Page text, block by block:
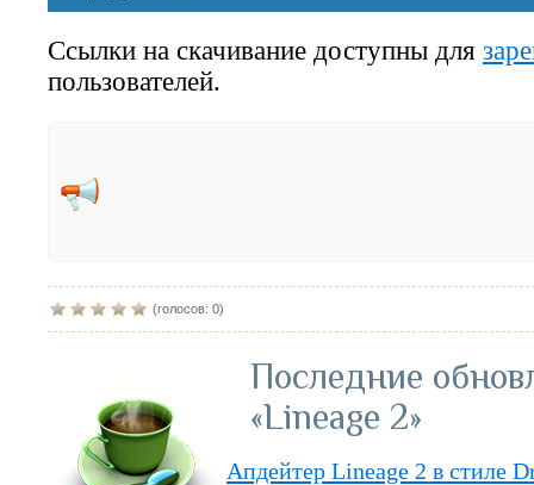
Ссылки на скачивание доступны для
пользователей.
(голосов: 0)
Последние
«Lineage 2»
Апдейтер Lineage 2 в стиле